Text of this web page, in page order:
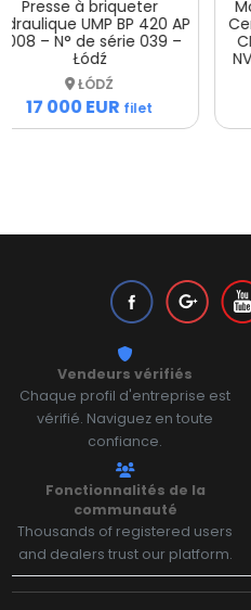
DMG Mori DMC 635 V
ecoline Centre d'Usinage
Vertical CNC 2014 – Nº de
série 1537000994A –
Pologne
POZNAŃ
23 050 EUR filet
Vendeurs vérifiés
Chaque profil d'entreprise est
vérifié. Naviguez en toute
confiance.
Fonctionnalités de la
communauté
Thousands of registered users
and dealers trust our platform.